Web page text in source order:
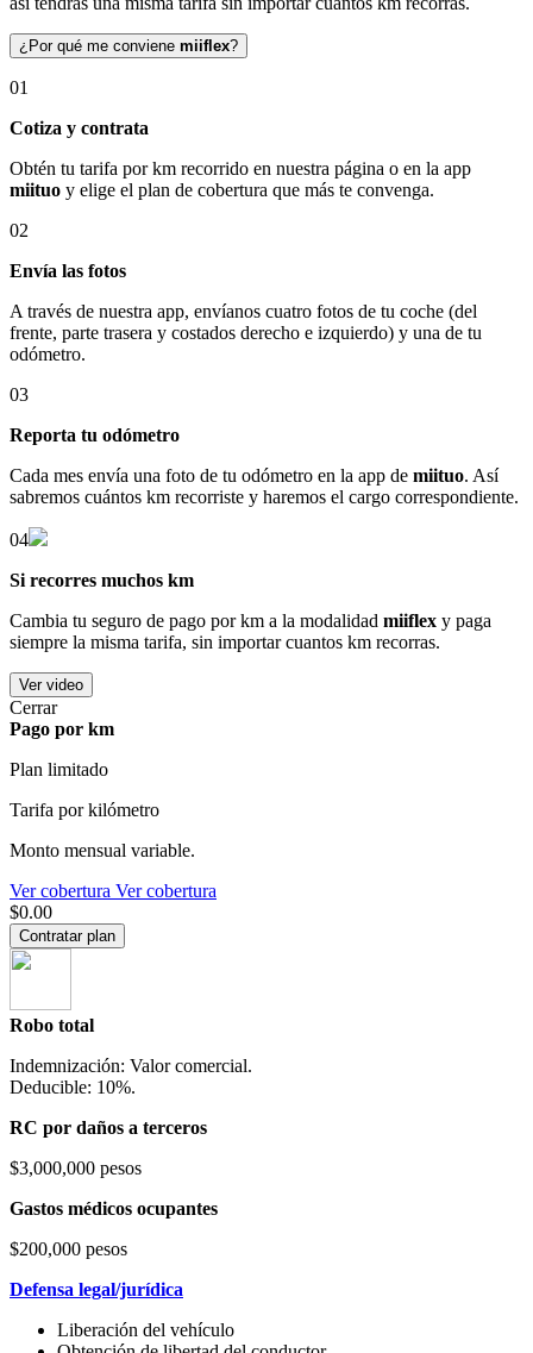
¿Por qué me conviene miiflex?
01
Cotiza y contrata
Obtén tu tarifa por km recorrido en nuestra página o en la app
miituo y elige el plan de cobertura que más te convenga.
02
Envía las fotos
A través de nuestra app, envíanos cuatro fotos de tu coche (del
frente, parte trasera y costados derecho e izquierdo) y una de tu
odómetro.
03
Reporta tu odómetro
Cada mes envía una foto de tu odómetro en la app de miituo. Así
sabremos cuántos km recorriste y haremos el cargo correspondiente.
04
Si recorres muchos km
Cambia tu seguro de pago por km a la modalidad miiflex y paga
siempre la misma tarifa, sin importar cuantos km recorras.
Ver video
Cerrar
Pago por km
Plan limitado
Tarifa por kilómetro
Monto mensual variable.
Ver cobertura Ver cobertura
$0.00
Contratar plan
Robo total
Indemnización: Valor comercial.
Deducible: 10%.
RC por daños a terceros
$3,000,000 pesos
Gastos médicos ocupantes
$200,000 pesos
Defensa legal/jurídica
Liberación del vehículo